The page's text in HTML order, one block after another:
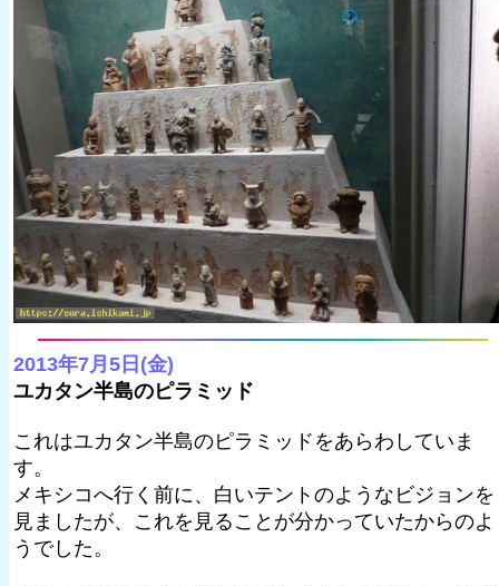
2013年7月5日(金)
ユカタン半島のピラミッド
これはユカタン半島のピラミッドをあらわしていま
す。
メキシコへ行く前に、白いテントのようなビジョンを
見ましたが、これを見ることが分かっていたからのよ
うでした。